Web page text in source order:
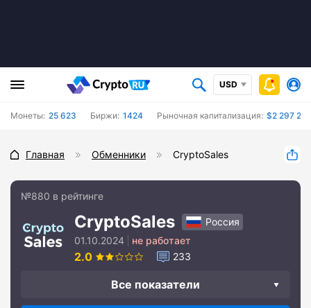
USD
Монеты: 25 623 Биржи: 1424 Рыночная капитализация: $2 297
Главная Обменники CryptoSales
№880 в рейтинге
CryptoSales
Россия
01.10.2024
не работает
2.0 233
Все показатели